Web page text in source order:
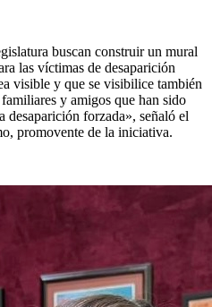
buscan construir un mural
las víctimas de desaparición
visible y que se visibilice también
y amigos que han sido
forzada», señaló el
promovente de la iniciativa.